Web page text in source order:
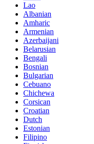
Lao
Albanian
Amharic
Armenian
Azerbaijani
Belarusian
Bengali
Bosnian
Bulgarian
Cebuano
Chichewa
Corsican
Croatian
Dutch
Estonian
Filipino